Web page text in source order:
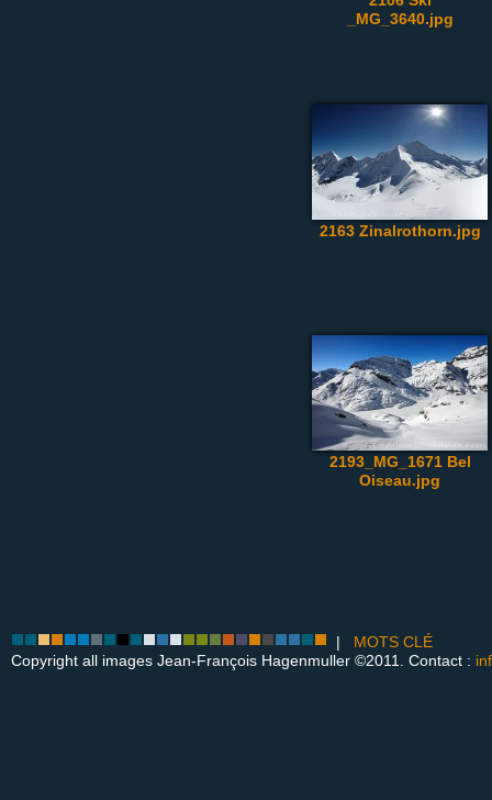
_MG_3640.jpg
2163 Zinalrothorn.jpg
2193_MG_1671 Bel
Oiseau.jpg
| MOTS CLÉ
Copyright all images Jean-François Hagenmuller ©2011. Contact :